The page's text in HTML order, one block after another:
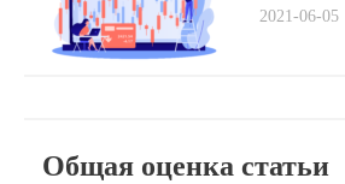
2021-06-05
Общая оценка статьи